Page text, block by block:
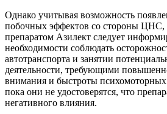
Однако учитывая возможность
побочных эффектов со стороны ЦНС,
препаратом Азилект следует
необходимости соблюдать
автотранспорта и занятии
деятельности, требующими
внимания и быстроты психомоторных
пока они не удостоверятся, что
негативного влияния.